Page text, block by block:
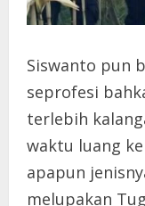
Siswanto pun
seprofesi
terlebih
waktu luang
apapun
melupakan